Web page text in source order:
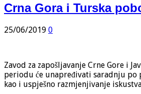
Crna Gora i Turska
25/06/2019 0
Zavod za zapošljavanje Crne Gore i
periodu će unapređivati saradnju po
kao i uspješno razmjenjivanje